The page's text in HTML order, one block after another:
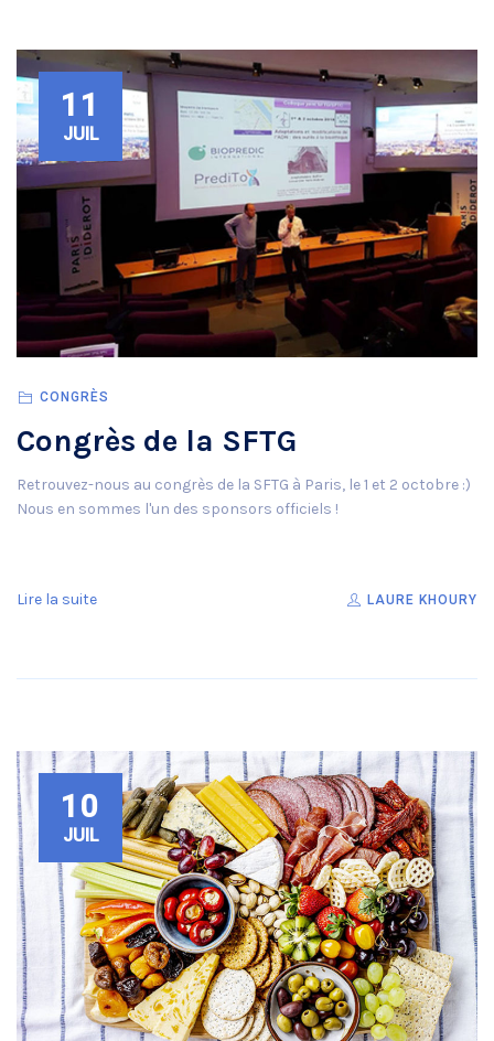
11
JUIL
CONGRÈS
Congrès de la SFTG
Retrouvez-nous au congrès de la SFTG à Paris, le 1 et 2 octobre :)
Nous en sommes l'un des sponsors officiels !
Lire la suite LAURE KHOURY
10
JUIL